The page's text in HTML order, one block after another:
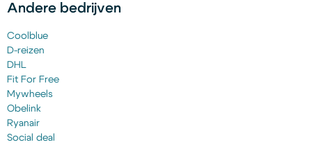
Andere bedrijven
Coolblue
D-reizen
DHL
Fit For Free
Mywheels
Obelink
Ryanair
Social deal